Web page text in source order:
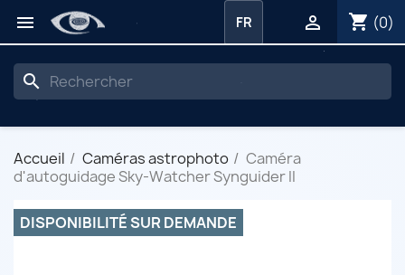
 shopping_cart (0)

FR
search
Accueil Caméras astrophoto
Caméra
d'autoguidage Sky-Watcher Synguider II
DISPONIBILITÉ SUR DEMANDE